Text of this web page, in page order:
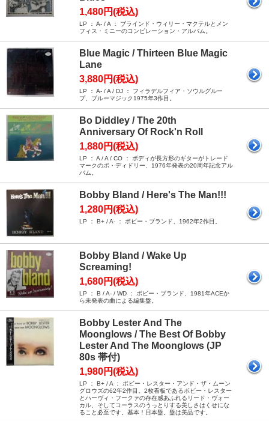
1,480円(税込)
LP ： A- / A ： ブラインド・ウィリー・マクテルとメン
フィス・ミニーのコンピレーション・アルバム。
Blue Magic / Thirteen Blue Magic
Lane
3,880円(税込)
LP ： A- / A / DJ ： フィラデルフィア・ソウルグルー
プ、ブルーマジック1975年3作目。
Bo Diddley / The 20th
Anniversary Of Rock'n Roll
1,880円(税込)
LP ： A / A / CO ： ボディが長方形のギターがトレード
マークのボ・ディドリー、1976年発表の20周年記念アル
バム。
Bobby Bland / Here's The Man!!!
1,280円(税込)
LP ： B+ / A- ： ボビー・ブランド、1962年2作目。
Bobby Bland / Wake Up
Screaming!
1,680円(税込)
LP ： B / A- / WD ： ボビー・ブランド、1981年ACEか
ら未発表の曲による編集盤。
Bobby Lester And The
Moonglows / The Best Of Bobby
Lester And The Moonglows (JP
80s 帯付)
1,980円(税込)
LP ： B+ / A ： ボビー・レスター・アンド・ザ・ムーン
グロウズの62年2作目。2枚看板であるボビー・レスター
とハーヴィ・フークァの存在感あふれるリード・ヴォー
カル、そしてコーラスのうっとりする美しさはくせにな
ること必至です。基本！日本盤。盤は美品です。